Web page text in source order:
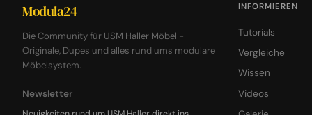
Modula24
Die Community für USM Haller Möbel -
Originale, Dupes und alles rund ums modulare
Möbelsystem.
Newsletter
INFORMIEREN
Tutorials
Vergleiche
Wissen
Videos